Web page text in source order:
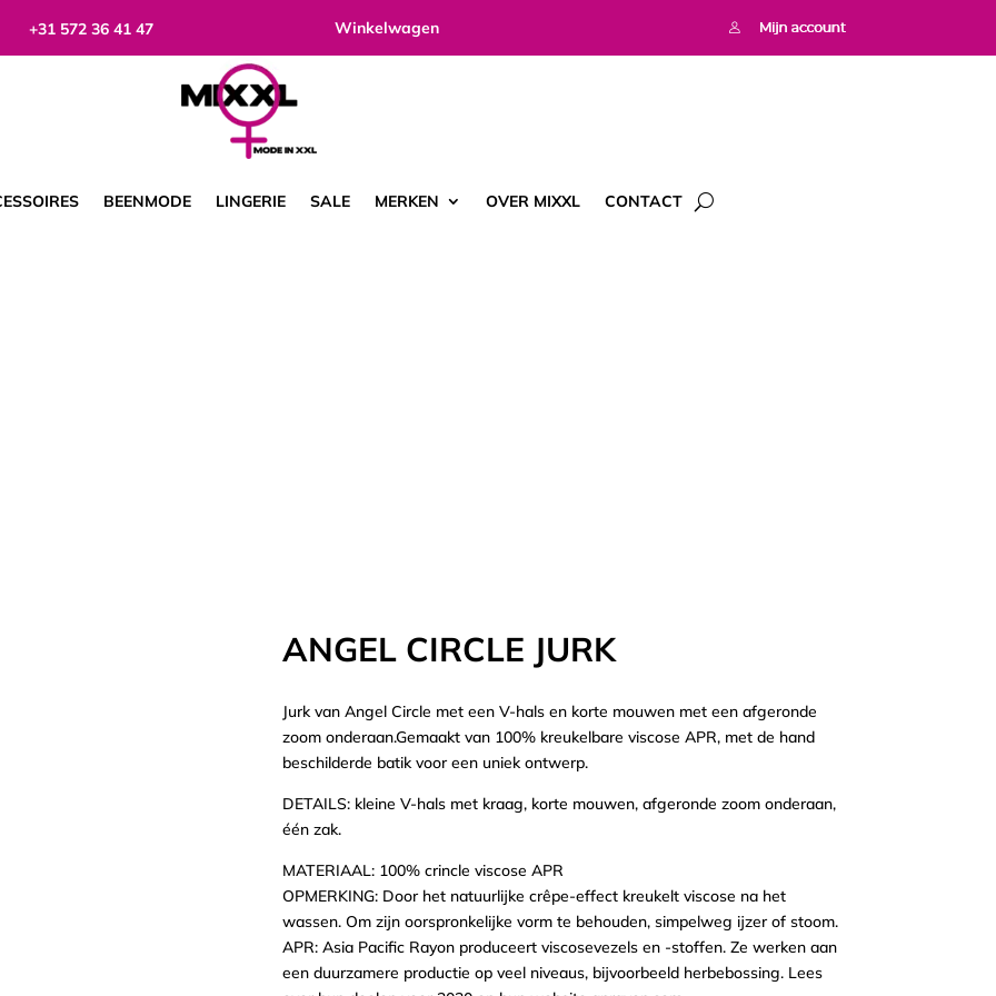
+31 572 36 41 47 Winkelwagen
BEENMODE LINGERIE SALE MERKEN OVER MIXXL CONTACT
ANGEL CIRCLE JURK
Jurk van Angel Circle met een V-hals en korte mouwen met een afgeronde
zoom onderaan.Gemaakt van 100% kreukelbare viscose APR, met de hand
beschilderde batik voor een uniek ontwerp.
DETAILS: kleine V-hals met kraag, korte mouwen, afgeronde zoom onderaan,
één zak.
MATERIAAL: 100% crincle viscose APR
OPMERKING: Door het natuurlijke crêpe-effect kreukelt viscose na het
wassen. Om zijn oorspronkelijke vorm te behouden, simpelweg ijzer of stoom.
APR: Asia Pacific Rayon produceert viscosevezels en -stoffen. Ze werken aan
een duurzamere productie op veel niveaus, bijvoorbeeld herbebossing. Lees